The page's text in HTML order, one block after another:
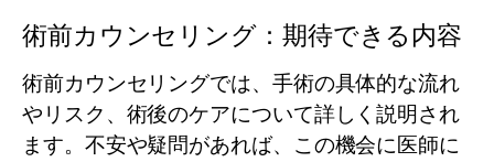
術前カウンセリング：期待できる内容
術前カウンセリングでは、手術の具体的な流れ
やリスク、術後のケアについて詳しく説明され
ます。不安や疑問があれば、この機会に医師に